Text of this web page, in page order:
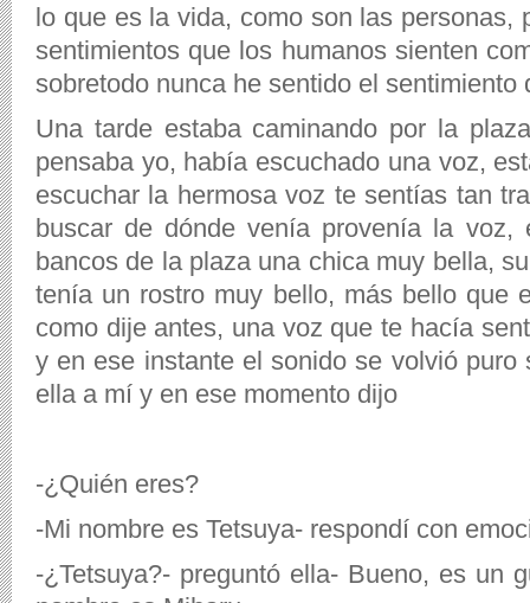
lo que es la vida, como son las personas,
sentimientos que los humanos sienten
sobretodo nunca he sentido el sentimiento
Una tarde estaba caminando por la
pensaba yo, había escuchado una voz,
escuchar la hermosa voz te sentías tan
buscar de dónde venía provenía la
bancos de la plaza una chica muy bella,
tenía un rostro muy bello, más bello que
como dije antes, una voz que te hacía
y en ese instante el sonido se volvió puro
ella a mí y en ese momento dijo
-¿Quién eres?
-Mi nombre es Tetsuya- respondí con
-¿Tetsuya?- preguntó ella- Bueno, es un